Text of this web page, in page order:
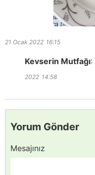
21 Ocak 2022 16:15
Kevserin Mutfağı:
2022 14:58
Yorum Gönder
Mesajınız